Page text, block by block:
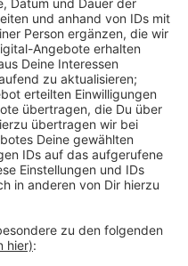
Heek gestern Abend
zur Ursache.
der starke Regen und
Abkommen von der
auch Vermutungen
das hat sich
Die Befragung des
Gegen halb 6 am
S70 bei Heek rechts
im Graben gelandet.
sich 7 leicht. Auch
Zur